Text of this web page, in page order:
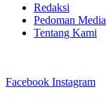
Redaksi
Pedoman
Tentang Kami
Facebook Instagram